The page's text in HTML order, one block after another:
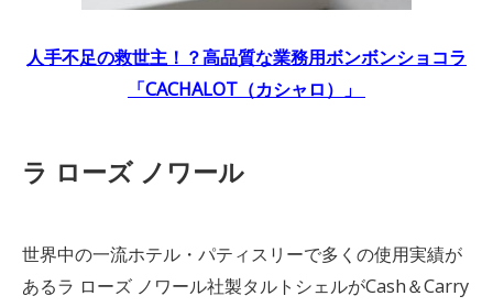
人手不足の救世主！？高品質な業務用ボンボンショコラ
「CACHALOT（カシャロ）」
ラ ローズ ノワール
世界中の一流ホテル・パティスリーで多くの使用実績が
あるラ ローズ ノワール社製タルトシェルがCash＆Carry